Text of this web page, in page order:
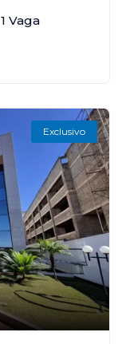
1 Vaga
Exclusivo